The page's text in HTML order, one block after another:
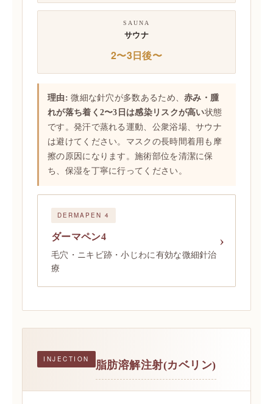
SAUNA
サウナ
2〜3日後〜
理由: 微細な針穴が多数あるため、赤み・腫
れが落ち着く2〜3日は感染リスクが高い状態
です。発汗で蒸れる運動、公衆浴場、サウナ
は避けてください。マスクの長時間着用も摩
擦の原因になります。施術部位を清潔に保
ち、保湿を丁寧に行ってください。
DERMAPEN 4
ダーマペン4
毛穴・ニキビ跡・小じわに有効な微細針治
療
INJECTION 脂肪溶解注射(カベリン)